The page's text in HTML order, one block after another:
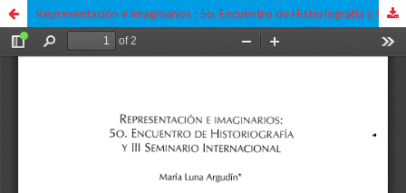
Representación e imaginarios : 5o. Encuentro de Historiografía y III Seminario Internacional